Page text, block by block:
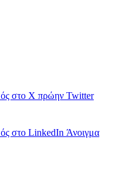
στο X πρώην Twitter
στο LinkedIn Άνοιγμα